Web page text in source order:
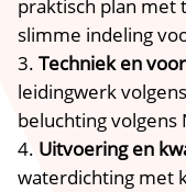
praktisch plan met
slimme indeling
Techniek en
leidingwerk
beluchting
Uitvoering en
waterdichting met